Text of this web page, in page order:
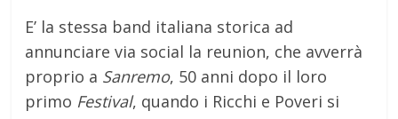
E’ la stessa band italiana storica ad
annunciare via social la reunion, che avverrà
proprio a Sanremo, 50 anni dopo il loro
primo Festival, quando i Ricchi e Poveri si